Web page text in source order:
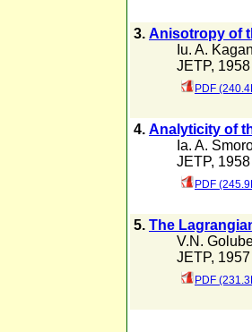
3. Anisotropy of
Iu. A.
JETP, 1958
PDF
4. Analyticity of
Ia. A.
JETP, 1958
PDF
5. The
V.N.
JETP, 1957
PDF